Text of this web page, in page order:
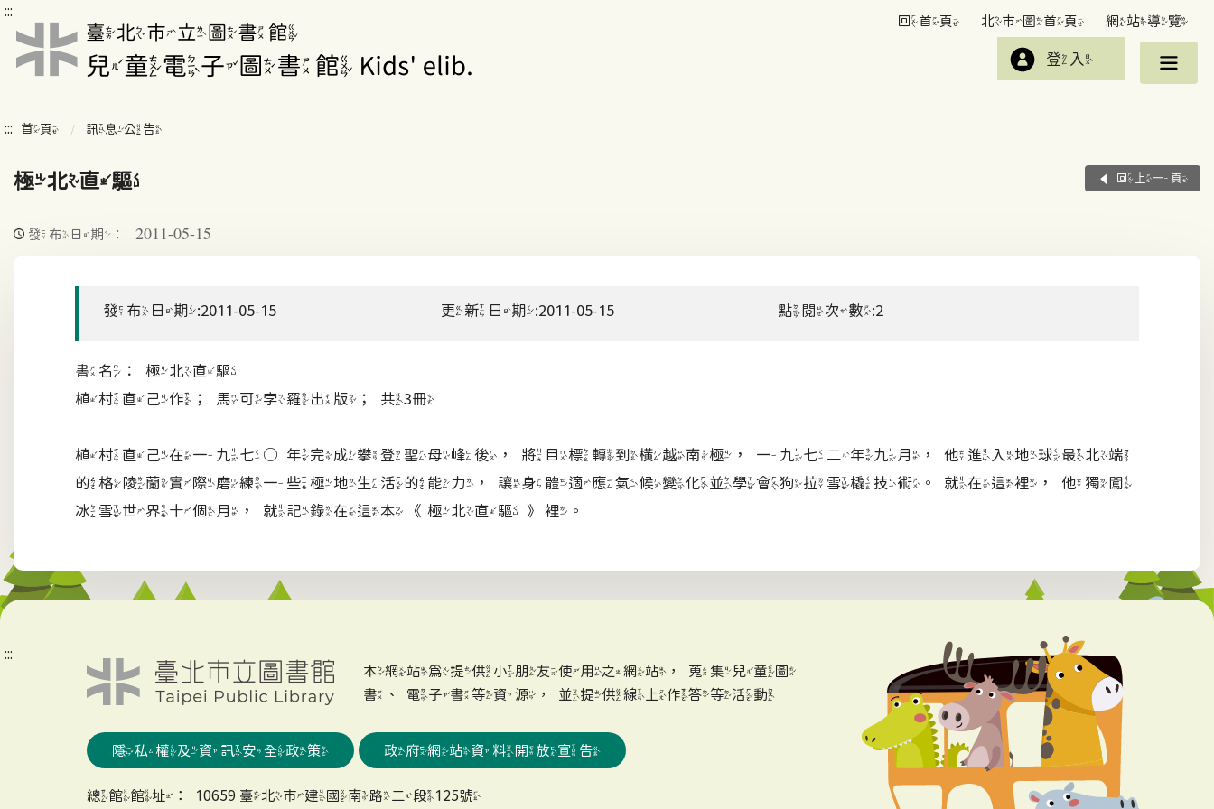
:::
回首頁 北市圖首頁 網站導覽
登入
::: 首頁 訊息公告
極北直驅 回上一頁
發布日期： 2011-05-15
發布日期:2011-05-15 更新日期:2011-05-15 點閱次數:2
書名：極北直驅
植村直己作；馬可孛羅出版；共3冊
植村直己在一九七○年完成攀登聖母峰後，將目標轉到橫越南極，一九七二年九月，他進入地球最北端
的格陵蘭實際磨練一些極地生活的能力，讓身體適應氣候變化並學會狗拉雪橇技術。就在這裡，他獨闖
冰雪世界十個月，就記錄在這本《極北直驅》裡。
:::
本網站為提供小朋友使用之網站，蒐集兒童圖
書、電子書等資源，並提供線上作答等活動
隱私權及資訊安全政策 政府網站資料開放宣告
總館館址：10659 臺北市建國南路二段125號